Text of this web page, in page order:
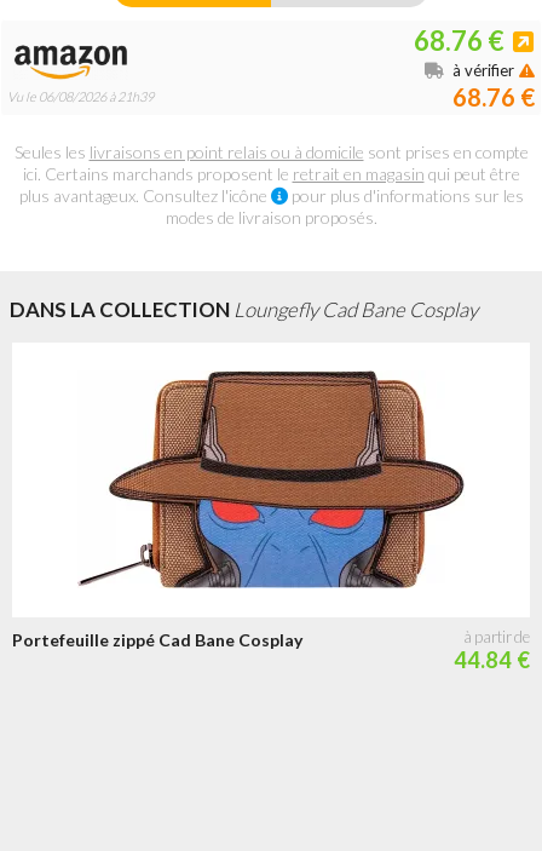
Vu le 06/08/2026 à 21h39
68.76 €
68.76 €
à vérifier
Seules les livraisons en point relais ou à domicile sont prises en compte
ici. Certains marchands proposent le retrait en magasin qui peut être
plus avantageux. Consultez l'icône
pour plus d'informations sur les
modes de livraison proposés.
DANS LA COLLECTION Loungefly Cad Bane Cosplay
Portefeuille zippé Cad Bane Cosplay
44.84 €